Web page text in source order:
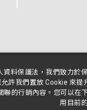
資料保護法，我們致力於
許我們置放 Cookie 來
聯的行銷內容。您可以在
用目前